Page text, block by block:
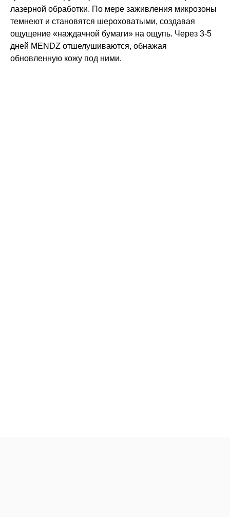
лазерной обработки. По мере заживления микрозоны
темнеют и становятся шероховатыми, создавая
ощущение «наждачной бумаги» на ощупь. Через 3-5
дней MENDZ отшелушиваются, обнажая
обновленную кожу под ними.